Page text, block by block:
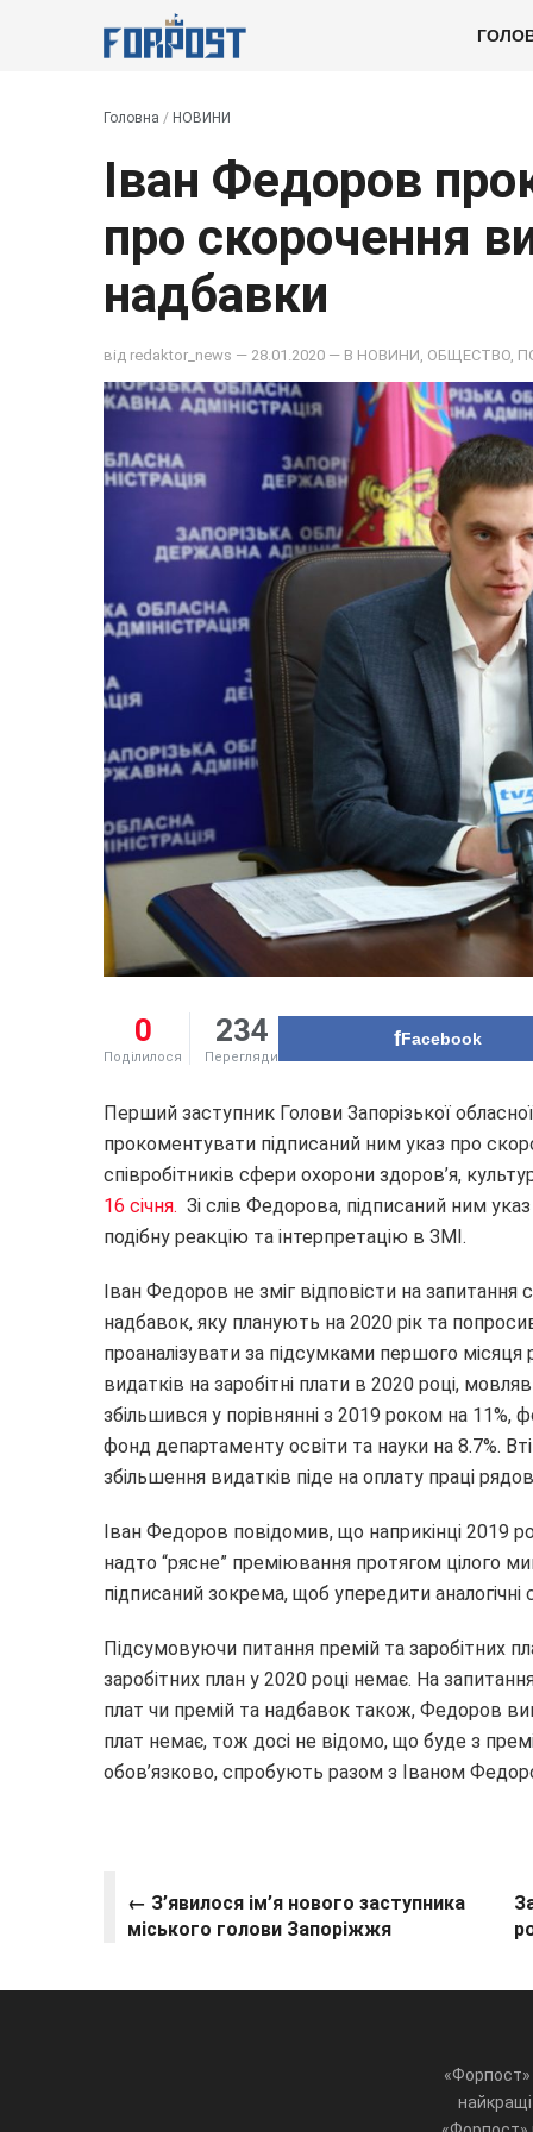
Головна / НОВИНИ
Іван Федоров
про скорочення
надбавки
від redaktor_news — 28.01.2020 — В НОВИНИ ОБЩЕСТВО
0
Поділилося
234
Перегляди
Facebook
Перший заступник Голови Запорізької
прокоментувати підписаний ним указ про
співробітників сфери охорони здоров’я,
16 січня. Зі слів Федорова, підписаний ним
подібну реакцію та інтерпретацію в ЗМІ.
Іван Федоров не зміг відповісти на запитання
надбавок, яку планують на 2020 рік та
проаналізувати за підсумками першого місяця
видатків на заробітні плати в 2020 році,
збільшився у порівнянні з 2019 роком на 11%,
фонд департаменту освіти та науки на 8.7%.
збільшення видатків піде на оплату праці
Іван Федоров повідомив, що наприкінці 2019
надто “рясне” преміювання протягом цілого
підписаний зокрема, щоб упередити аналогічні
Підсумовуючи питання премій та заробітних
заробітних план у 2020 році немає. На
плат чи премій та надбавок також, Федоров
плат немає, тож досі не відомо, що буде з
обов’язково, спробують разом з Іваном
← З’явилося ім’я нового заступника
міського голови Запоріжжя
«Форпост»
найкращі